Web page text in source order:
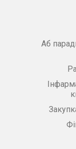
Аб